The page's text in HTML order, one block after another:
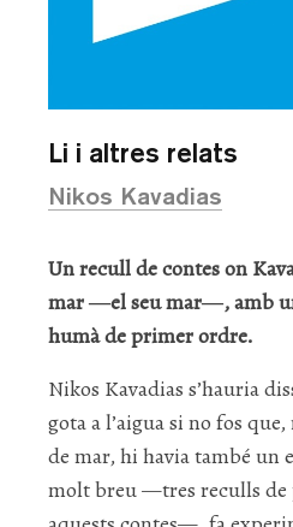
Li i altres relats
Nikos Kavadias
Un recull de contes on
mar ―el seu mar―, amb
humà de primer ordre.
Nikos Kavadias s’hauria
gota a l’aigua si no fos
de mar, hi havia també un
molt breu —tres reculls de